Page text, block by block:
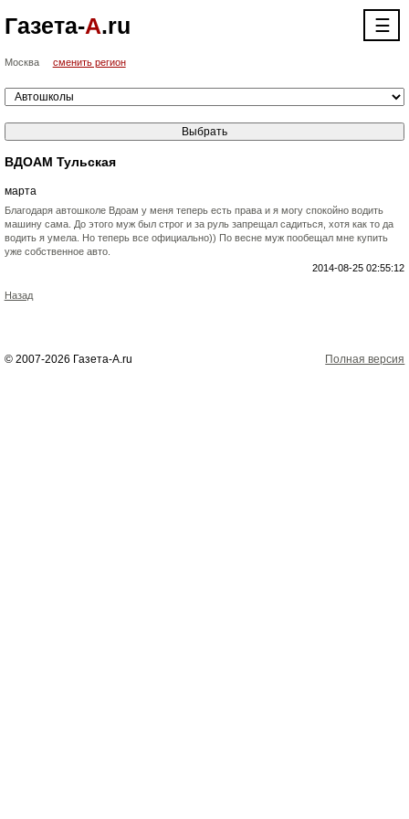
Газета-А.ru ☰
Москва сменить регион
ВДОАМ Тульская
марта
Благодаря автошколе Вдоам у меня теперь есть права и я могу спокойно водить
машину сама. До этого муж был строг и за руль запрещал садиться, хотя как то да
водить я умела. Но теперь все официально)) По весне муж пообещал мне купить
уже собственное авто.
2014-08-25 02:55:12
Назад
© 2007-2026 Газета-А.ru Полная версия